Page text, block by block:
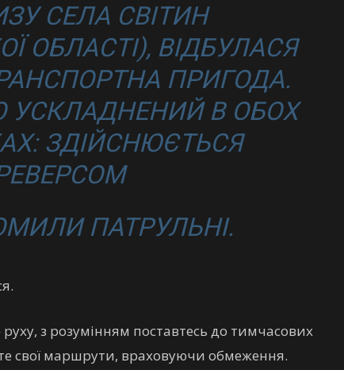
СЕЛА СВІТИН
ОБЛАСТІ), ВІДБУЛАСЯ
ПРИГОДА.
УСКЛАДНЕНИЙ В ОБОХ
ЗДІЙСНЮЄТЬСЯ
ПАТРУЛЬНІ.
з розумінням поставтесь до тимчасових
свої маршрути, враховуючи обмеження.